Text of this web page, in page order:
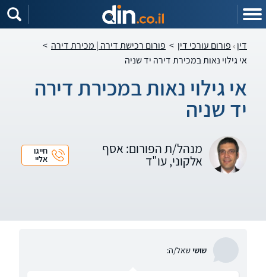
דין פורום עורכי דין > פורום רכישת דירה | מכירת דירה >
אי גילוי נאות במכירת דירה יד שניה
אי גילוי נאות במכירת דירה
יד שניה
מנהל/ת הפורום: אסף
אלקוני, עו"ד
חייגו
אליי
שושישאל/ה: